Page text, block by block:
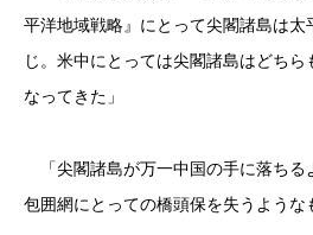
平洋地域戦略』にとって尖閣諸島は太
じ。米中にとっては尖閣諸島はどち
なってきた」
「尖閣諸島が万一中国の手に落ちる
包囲網にとっての橋頭保を失うような